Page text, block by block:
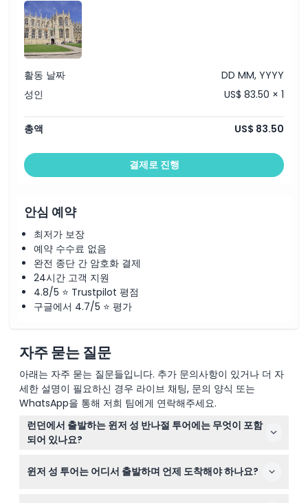
오후 6시 30분: 런던으로 돌아와 투어 종료.
참고: 교통 및 날씨 상황에 따라 일정이 변경될 수 있습니다.
활동 날짜
DD MM, YYYY
성인
US$ 83.50 × 1
총액 US$ 83.50
결제로 진행
안심 예약
최저가 보장
예약 수수료 없음
완전 종단 간 암호화 결제
24시간 고객 지원
4.8/5 ⭐ Trustpilot 평점
구글에서 4.7/5 ⭐ 평가
자주 묻는 질문
아래는 자주 묻는 질문들입니다. 추가 문의사항이 있거나 더 자
세한 설명이 필요하신 경우 라이브 채팅, 문의 양식 또는
WhatsApp을 통해 저희 팀에게 연락해주세요.
런던에서 출발하는 윈저 성 반나절 투어에는 무엇이 포함
되어 있나요?
국무 아파트먼트를 탐험하고 성의 왕실 역사를 배울 수 있
윈저 성 투어는 어디서 출발하며 언제 도착해야 하나요?